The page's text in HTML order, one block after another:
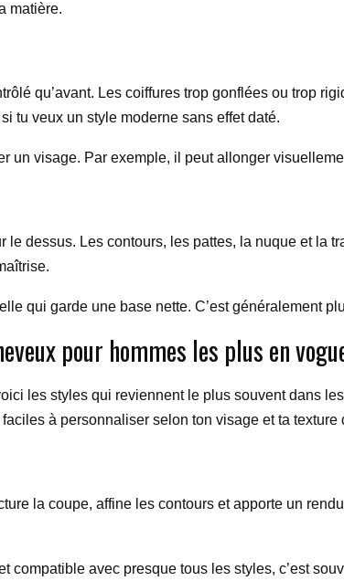
matière.
qu’avant. Les coiffures trop gonflées ou trop
tu veux un style moderne sans effet daté.
un visage. Par exemple, il peut allonger
dessus. Les contours, les pattes, la nuque et la
qui garde une base nette. C’est généralement
pour hommes les plus en
les styles qui reviennent le plus souvent dans
à personnaliser selon ton visage et ta texture
la coupe, affine les contours et apporte un
compatible avec presque tous les styles, c’est